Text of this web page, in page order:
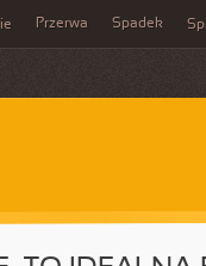
Przerwa Spadek